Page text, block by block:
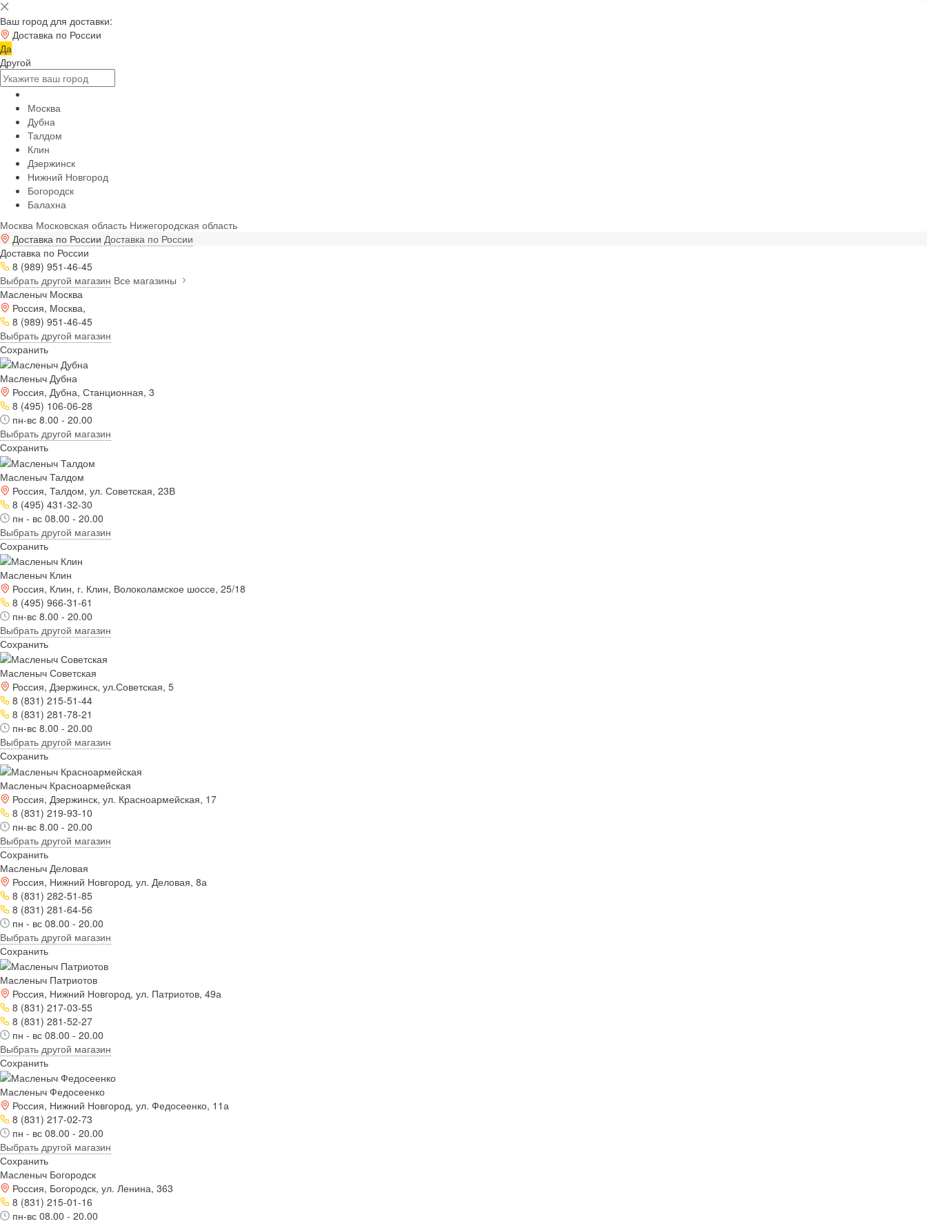
Ваш город для доставки:
Доставка по России
Да
Другой
Москва
Дубна
Талдом
Клин
Дзержинск
Нижний Новгород
Богородск
Балахна
Москва Московская область Нижегородская область
Доставка по России Доставка по России
Доставка по России
8 (989) 951-46-45
Выбрать другой магазин Все магазины
Масленыч Москва
Россия, Москва,
8 (989) 951-46-45
Выбрать другой магазин
Сохранить
Масленыч Дубна
Россия, Дубна, Станционная, 3
8 (495) 106-06-28
пн-вс 8.00 - 20.00
Выбрать другой магазин
Сохранить
Масленыч Талдом
Россия, Талдом, ул. Советская, 23В
8 (495) 431-32-30
пн - вс 08.00 - 20.00
Выбрать другой магазин
Сохранить
Масленыч Клин
Россия, Клин, г. Клин, Волоколамское шоссе, 25/18
8 (495) 966-31-61
пн-вс 8.00 - 20.00
Выбрать другой магазин
Сохранить
Масленыч Советская
Россия, Дзержинск, ул.Советская, 5
8 (831) 215-51-44
8 (831) 281-78-21
пн-вс 8.00 - 20.00
Выбрать другой магазин
Сохранить
Масленыч Красноармейская
Россия, Дзержинск, ул. Красноармейская, 17
8 (831) 219-93-10
пн-вс 8.00 - 20.00
Выбрать другой магазин
Сохранить
Масленыч Деловая
Россия, Нижний Новгород, ул. Деловая, 8а
8 (831) 282-51-85
8 (831) 281-64-56
пн - вс 08.00 - 20.00
Выбрать другой магазин
Сохранить
Масленыч Патриотов
Россия, Нижний Новгород, ул. Патриотов, 49а
8 (831) 217-03-55
8 (831) 281-52-27
пн - вс 08.00 - 20.00
Выбрать другой магазин
Сохранить
Масленыч Федосеенко
Россия, Нижний Новгород, ул. Федосеенко, 11а
8 (831) 217-02-73
пн - вс 08.00 - 20.00
Выбрать другой магазин
Сохранить
Масленыч Богородск
Россия, Богородск, ул. Ленина, 363
8 (831) 215-01-16
пн-вс 08.00 - 20.00